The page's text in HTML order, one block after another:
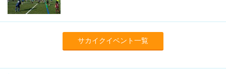
サカイクイベント一覧